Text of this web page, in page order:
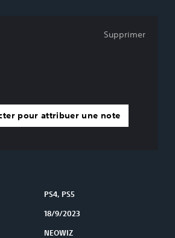
pour attribuer une note
Supprimer
PS4, PS5
18/9/2023
NEOWIZ